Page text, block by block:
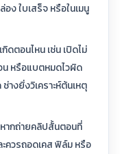
ง ใบเสร็จ หรือในเมนู
ดตอนไหน เช่น เปิดไม่
น หรือแบตหมดไวผิด
างยิ่งวิเคราะห์ต้นเหตุ
ากถ่ายคลิปสั้นตอนที่
ะควรถอดเคส ฟิล์ม หรือ